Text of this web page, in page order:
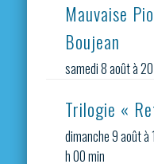
Mauvaise
Boujean
samedi 8 août à
Trilogie «
dimanche 9 août à
h 00 min